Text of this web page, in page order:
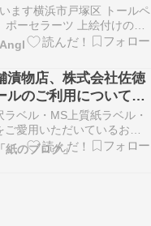
ます横浜市戸塚区 トールペ
ーセラーツ 上絵付けのお
すStrawberry Angel 松本
徒様に寄り添いながら想い
おてつだいを心がけてレッ
日（火曜日水…
漬物店、株式会社佐徳
ルのご利用についてイ
いただきました
ベル・MS上質紙ラベル・
愛用いただいているお客
お聞きすることができまし
は、山形県鶴岡市で創業以
紙のブログ」